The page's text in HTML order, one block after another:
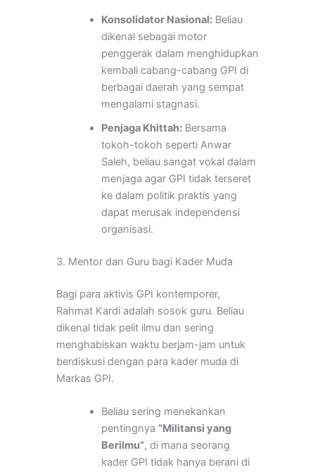
Konsolidator Nasional:Beliau
dikenal sebagai motor
penggerak dalam menghidupkan
kembali cabang-cabang GPI di
berbagai daerah yang sempat
mengalami stagnasi.
Penjaga Khittah:Bersama
tokoh-tokoh seperti Anwar
Saleh, beliau sangat vokal dalam
menjaga agar GPI tidak terseret
ke dalam politik praktis yang
dapat merusak independensi
organisasi.
3. Mentor dan Guru bagi Kader Muda
Bagi para aktivis GPI kontemporer,
Rahmat Kardi adalah sosok guru. Beliau
dikenal tidak pelit ilmu dan sering
menghabiskan waktu berjam-jam untuk
berdiskusi dengan para kader muda di
Markas GPI.
Beliau sering menekankan
pentingnya “Militansi yang
Berilmu”, di mana seorang
kader GPI tidak hanya berani di